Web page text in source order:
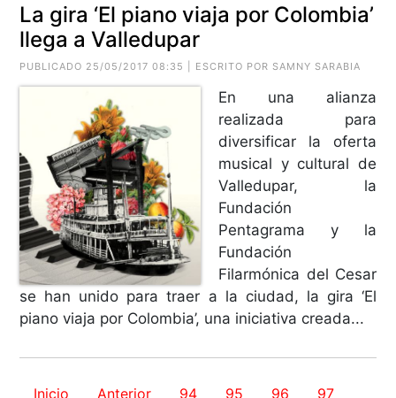
La gira ‘El piano viaja por Colombia’
llega a Valledupar
PUBLICADO 25/05/2017 08:35 | ESCRITO POR SAMNY SARABIA
En una alianza
realizada para
diversificar la oferta
musical y cultural de
Valledupar, la
Fundación
Pentagrama y la
Fundación
Filarmónica del Cesar
se han unido para traer a la ciudad, la gira ‘El
piano viaja por Colombia’, una iniciativa creada...
Inicio Anterior 94 95 96 97